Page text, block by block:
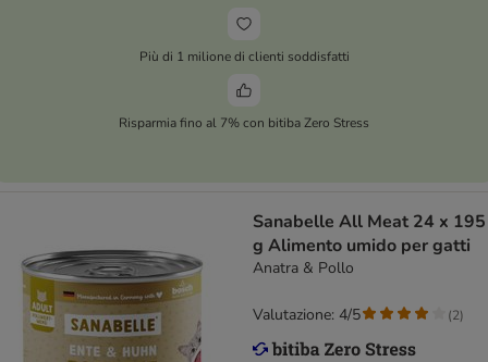
Più di 1 milione di clienti soddisfatti
Risparmia fino al 7% con bitiba Zero Stress
Sanabelle All Meat 24 x 195
g Alimento umido per gatti
Anatra & Pollo
Valutazione: 4/5 (2)